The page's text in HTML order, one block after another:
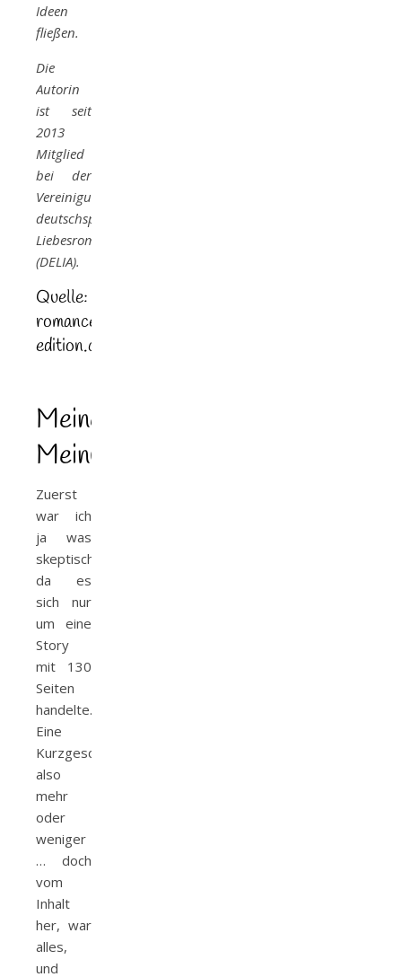
Ideen
fließen.
Die
Autorin
ist seit
2013
Mitglied
bei der
Vereinigung
deutschsprachiger
Liebesromanautoren
(DELIA).
Quelle:
romance-
edition.com
Meine
Meinung
Zuerst
war ich
ja was
skeptisch,
da es
sich nur
um eine
Story
mit 130
Seiten
handelte.
Eine
Kurzgeschichte
also
mehr
oder
weniger
… doch
vom
Inhalt
her, war
alles,
und